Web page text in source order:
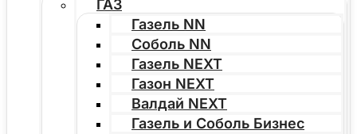
ГАЗ
Газель NN
Соболь NN
Газель NEXT
Газон NEXT
Валдай NEXT
Газель и Соболь Бизнес